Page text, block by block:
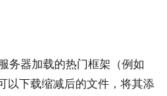
务器加载的热门框架（例如
下载缩减后的文件，将其添